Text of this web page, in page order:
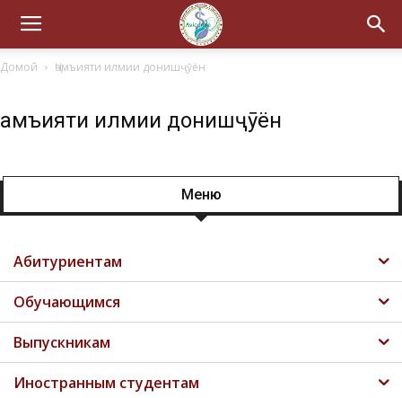
Домой Ҷамъияти илмии донишҷӯён
Ҷамъияти илмии донишҷӯён
Меню
Абитуриентам
Обучающимся
Выпускникам
Иностранным студентам